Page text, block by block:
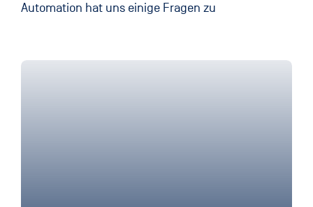
Automation hat uns einige Fragen zu